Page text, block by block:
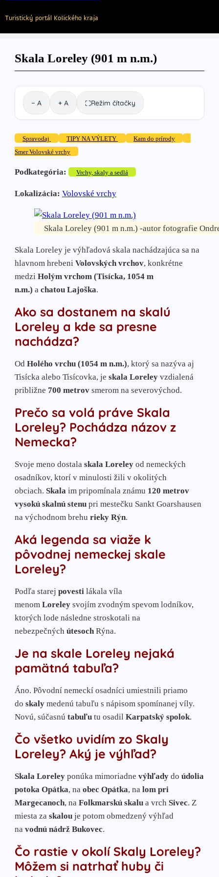
Turistický portál Košického kraja
Skala Loreley (901 m n.m.)
− A + A ⛶Režim čítačky
Spravodaj TIPY NA VÝLETY
Kam do prírody
Smer Volovské vrchy
Podkategória: Vrchy, skaly a sedlá
Lokalizácia: Volovské vrchy
Skala Loreley (901 m n.m.) -autor fotografie
Skala Loreley je výhľadová skala nachádzajúca sa na
hlavnom hrebeni Volovských vrchov, konkrétne
medzi Holým vrchom (Tisícka, 1054 m
n.m.) a chatou Lajoška.
Ako sa dostanem na skalú
Loreley a kde sa presne
nachádza?
Od Holého vrchu (1054 m n.m.), ktorý sa nazýva aj
Tisícka alebo Tisícovka, je skala Loreley vzdialená
približne 700 metrov smerom na severovýchod.
Prečo sa volá práve Skala
Loreley? Pochádza názov z
Nemecka?
Svoje meno dostala skala Loreley od nemeckých
osadníkov, ktorí v minulosti žili v okolitých
obciach. Skala im pripomínala známu 120 metrov
vysokú skalnú stenu pri mestečku Sankt Goarshausen
na východnom brehu rieky Rýn.
Aká legenda sa viaže k
pôvodnej nemeckej skale
Loreley?
Podľa starej povesti lákala víla
menom Loreley svojím zvodným spevom lodníkov,
ktorých lode následne stroskotali na
nebezpečných útesochRýna.
Je na skale Loreley nejaká
pamätná tabuľa?
Áno. Pôvodní nemeckí osadníci umiestnili priamo
do skaly medenú tabuľu s nápisom spomínanej víly.
Novú, súčasnú tabuľu tu osadil Karpatský spolok.
Čo všetko uvidím zo Skaly
Loreley? Aký je výhľad?
Skala Loreley ponúka mimoriadne výhľady do údolia
potoka Opátka, na obec Opátka, na lom pri
Margecanoch, na Folkmarskú skalu a vrch Sivec. Z
miesta za skalou je potom obmedzený výhľad
na vodnú nádrž Bukovec.
Čo rastie v okolí Skaly Loreley?
Môžem si natrhať huby či